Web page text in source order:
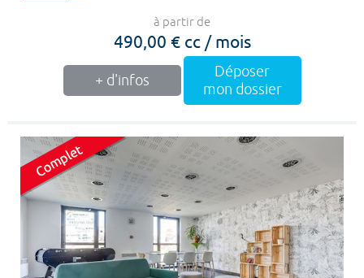
à partir de
490,00 € cc / mois
+ d'infos
Déposer
mon dossier